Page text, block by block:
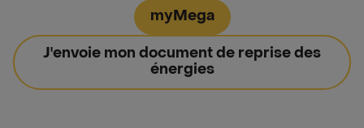
myMega
J'envoie mon document de reprise des
énergies